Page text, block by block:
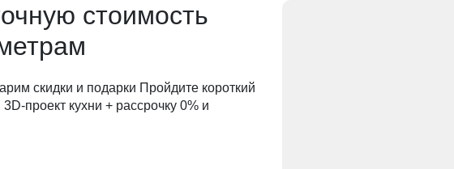
стоимость
скидки и подарки Пройдите короткий
проект кухни + рассрочку 0% и